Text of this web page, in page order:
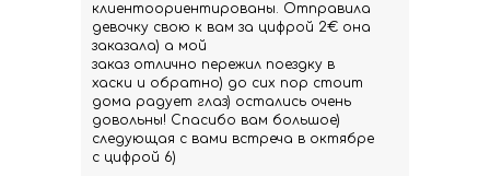
клиентоориентированы. Отправила
девочку свою к вам за цифрой 2€ она
заказала) а мой
заказ отлично пережил поездку в
хаски и обратно) до сих пор стоит
дома радует глаз) остались очень
довольны! Спасибо вам большое)
следующая с вами встреча в октябре
с цифрой 6)